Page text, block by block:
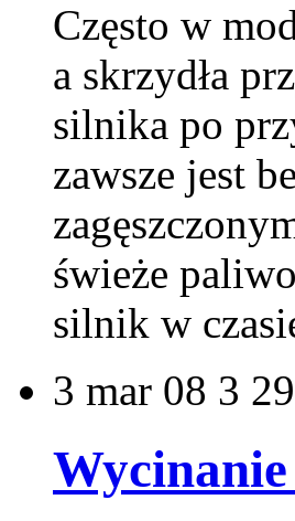
Często w
a skrzydła
silnika po
zawsze jest
świeże
silnik w
3 mar 08 3